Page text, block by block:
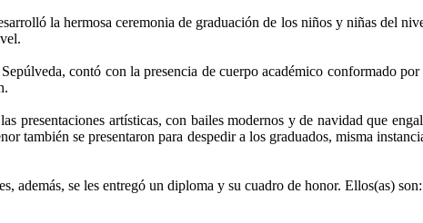
la hermosa ceremonia de graduación de los niños y niñas del
contó con la presencia de cuerpo académico conformado
presentaciones artísticas, con bailes modernos y de navidad que
también se presentaron para despedir a los graduados, misma
además, se les entregó un diploma y su cuadro de honor. Ellos(as) son: